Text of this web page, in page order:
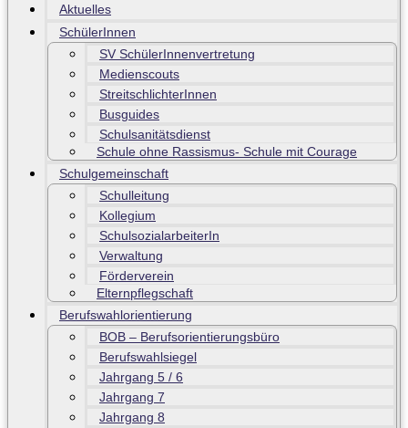
Aktuelles
SchülerInnen
SV SchülerInnenvertretung
Medienscouts
StreitschlichterInnen
Busguides
Schulsanitätsdienst
Schule ohne Rassismus- Schule mit Courage
Schulgemeinschaft
Schulleitung
Kollegium
SchulsozialarbeiterIn
Verwaltung
Förderverein
Elternpflegschaft
Berufswahlorientierung
BOB – Berufsorientierungsbüro
Berufswahlsiegel
Jahrgang 5 / 6
Jahrgang 7
Jahrgang 8